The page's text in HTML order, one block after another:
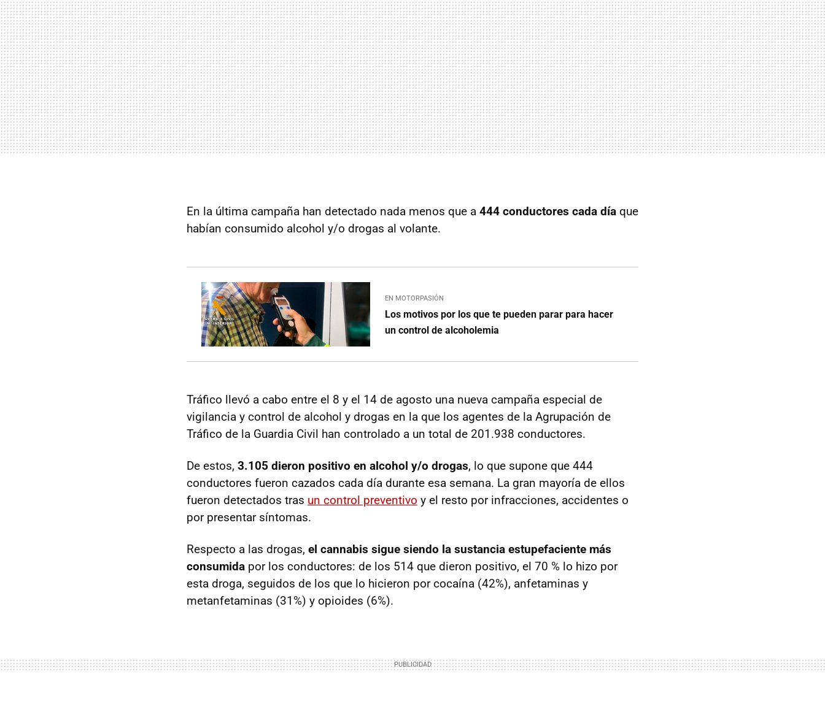
En la última campaña han detectado nada menos que a 444 conductores cada día que
habían consumido alcohol y/o drogas al volante.
EN MOTORPASIÓN
Los motivos por los que te pueden parar para hacer
un control de alcoholemia
Tráfico llevó a cabo entre el 8 y el 14 de agosto una nueva campaña especial de
vigilancia y control de alcohol y drogas en la que los agentes de la Agrupación de
Tráfico de la Guardia Civil han controlado a un total de 201.938 conductores.
De estos, 3.105 dieron positivo en alcohol y/o drogas, lo que supone que 444
conductores fueron cazados cada día durante esa semana. La gran mayoría de ellos
fueron detectados tras un control preventivo y el resto por infracciones, accidentes o
por presentar síntomas.
Respecto a las drogas, el cannabis sigue siendo la sustancia estupefaciente más
consumida por los conductores: de los 514 que dieron positivo, el 70 % lo hizo por
esta droga, seguidos de los que lo hicieron por cocaína (42%), anfetaminas y
metanfetaminas (31%) y opioides (6%).